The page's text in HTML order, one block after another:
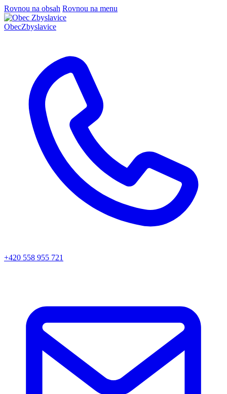
Rovnou na obsah Rovnou na menu
ObecZbyslavice
+420 558 955 721